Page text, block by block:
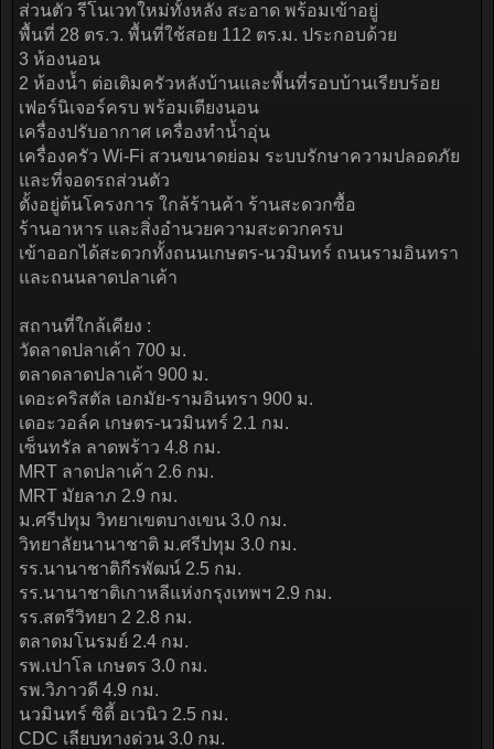
ส่วนตัว รีโนเวทใหม่ทั้งหลัง สะอาด พร้อมเข้าอยู่
พื้นที่ 28 ตร.ว. พื้นที่ใช้สอย 112 ตร.ม. ประกอบด้วย
3 ห้องนอน
2 ห้องน้ำ ต่อเติมครัวหลังบ้านและพื้นที่รอบบ้านเรียบร้อย
เฟอร์นิเจอร์ครบ พร้อมเตียงนอน
เครื่องปรับอากาศ เครื่องทำน้ำอุ่น
เครื่องครัว Wi-Fi สวนขนาดย่อม ระบบรักษาความปลอดภัย
และที่จอดรถส่วนตัว
ตั้งอยู่ต้นโครงการ ใกล้ร้านค้า ร้านสะดวกซื้อ
ร้านอาหาร และสิ่งอำนวยความสะดวกครบ
เข้าออกได้สะดวกทั้งถนนเกษตร-นวมินทร์ ถนนรามอินทรา
และถนนลาดปลาเค้า
สถานที่ใกล้เคียง :
วัดลาดปลาเค้า 700 ม.
ตลาดลาดปลาเค้า 900 ม.
เดอะคริสตัล เอกมัย-รามอินทรา 900 ม.
เดอะวอล์ค เกษตร-นวมินทร์ 2.1 กม.
เซ็นทรัล ลาดพร้าว 4.8 กม.
MRT ลาดปลาเค้า 2.6 กม.
MRT มัยลาภ 2.9 กม.
ม.ศรีปทุม วิทยาเขตบางเขน 3.0 กม.
วิทยาลัยนานาชาติ ม.ศรีปทุม 3.0 กม.
รร.นานาชาติกีรพัฒน์ 2.5 กม.
รร.นานาชาติเกาหลีแห่งกรุงเทพฯ 2.9 กม.
รร.สตรีวิทยา 2 2.8 กม.
ตลาดมโนรมย์ 2.4 กม.
รพ.เปาโล เกษตร 3.0 กม.
รพ.วิภาวดี 4.9 กม.
นวมินทร์ ซิตี้ อเวนิว 2.5 กม.
CDC เลียบทางด่วน 3.0 กม.